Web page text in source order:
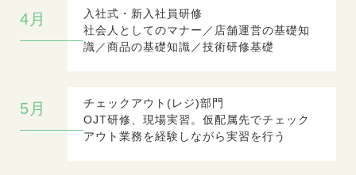
4月
入社式・新入社員研修
社会人としてのマナー／店舗運営の基礎知
識／商品の基礎知識／技術研修基礎
5月
チェックアウト(レジ)部門
OJT研修、現場実習。仮配属先でチェック
アウト業務を経験しながら実習を行う